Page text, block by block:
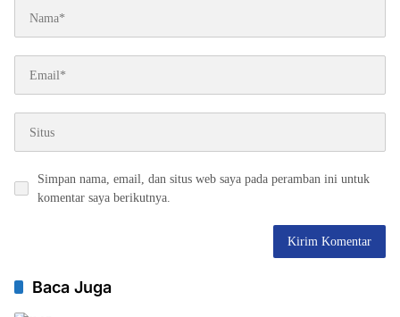
Simpan nama, email, dan situs web saya pada peramban ini untuk
komentar saya berikutnya.
Baca Juga